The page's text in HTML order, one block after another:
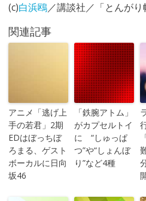
(c)白浜鴎／講談社／「とんが
関連記事
アニメ「逃げ上
手の若君」2期
EDはぼっちぼ
ろまる、ゲスト
ボーカルに日向
坂46
「鉄腕アトム」
がカプセルトイ
に “しゅっぱ
つ”や“しょんぼ
り”など4種